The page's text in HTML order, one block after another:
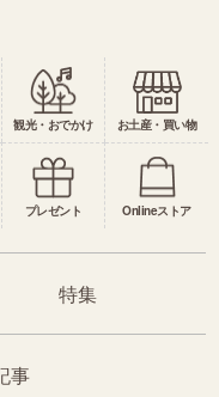
観光・おでかけ お土産・買い物
プレゼント Onlineストア
特集
事